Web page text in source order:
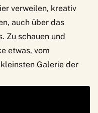
verweilen, kreativ
auch über das
Zu schauen und
etwas, vom
Galerie der